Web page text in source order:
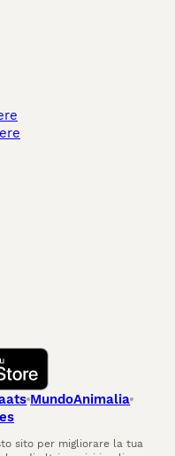
MundoAnimalia
sito per migliorare la tua